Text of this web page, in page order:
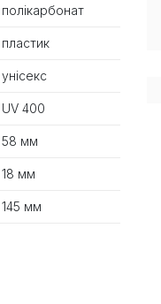
полікарбонат
пластик
унісекс
UV 400
58 мм
18 мм
145 мм